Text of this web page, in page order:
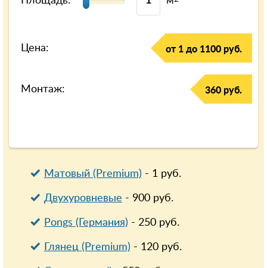
Цена: от 1 до 1100 руб.
Монтаж: 360 руб.
Матовый (Premium) - 1руб.
Двухуровневые - 900руб.
Pongs (Германия) - 250руб.
Глянец (Premium) - 120руб.